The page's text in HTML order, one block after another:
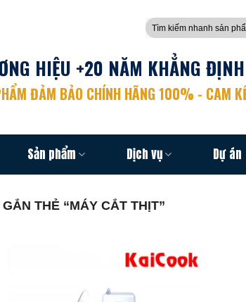
Tìm
kiếm:
HIỆU +20 NĂM KHẲNG
ĐẢM BẢO CHÍNH HÃNG 100% - CAM
Sản phẩm Dịch vụ Dự án
THẺ “MÁY CẮT THỊT”